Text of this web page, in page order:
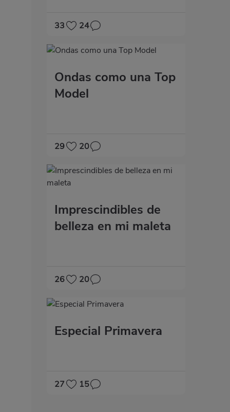
33 24
Ondas como una Top
Model
29 20
Imprescindibles de
belleza en mi maleta
26 20
Especial Primavera
27 15